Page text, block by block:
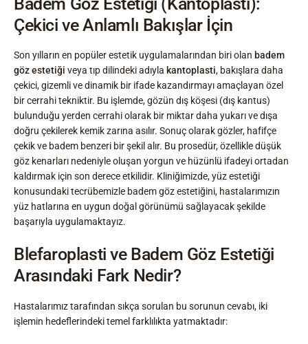
Çekici ve Anlamlı Bakışlar İçin
Son yılların en popüler estetik uygulamalarından biri olan badem
göz estetiği veya tıp dilindeki adıyla kantoplasti, bakışlara daha
çekici, gizemli ve dinamik bir ifade kazandırmayı amaçlayan özel
bir cerrahi tekniktir. Bu işlemde, gözün dış köşesi (dış kantus)
bulunduğu yerden cerrahi olarak bir miktar daha yukarı ve dışa
doğru çekilerek kemik zarına asılır. Sonuç olarak gözler, hafifçe
çekik ve badem benzeri bir şekil alır. Bu prosedür, özellikle düşük
göz kenarları nedeniyle oluşan yorgun ve hüzünlü ifadeyi ortadan
kaldırmak için son derece etkilidir. Kliniğimizde, yüz estetiği
konusundaki tecrübemizle badem göz estetiğini, hastalarımızın
yüz hatlarına en uygun doğal görünümü sağlayacak şekilde
başarıyla uygulamaktayız.
Blefaroplasti ve Badem Göz Estetiği
Arasındaki Fark Nedir?
Hastalarımız tarafından sıkça sorulan bu sorunun cevabı, iki
işlemin hedeflerindeki temel farklılıkta yatmaktadır: